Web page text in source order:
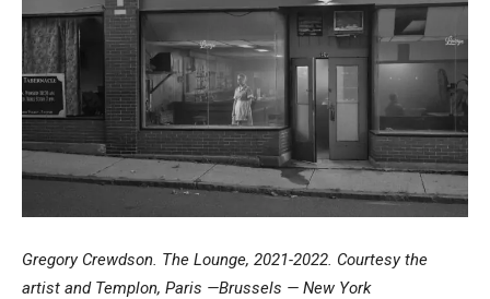
Gregory Crewdson. The Lounge, 2021-2022. Courtesy the
artist and Templon, Paris —Brussels — New York